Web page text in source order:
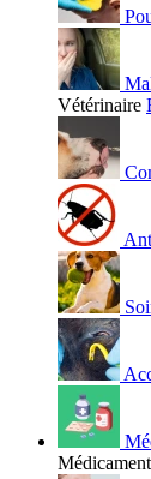
Vétérinaire